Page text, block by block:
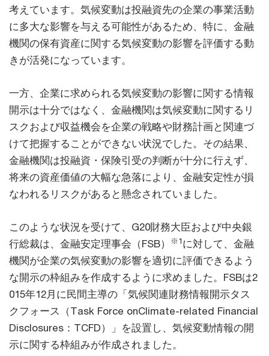
考えています。気候変動は投融資先の企業の事業活動
に多大な影響を与える可能性があるため、特に、金融
機関の保有資産に関する気候変動の影響を評価する動
きが活発になっています。
一方、企業に求められる気候変動の影響に関する情報
開示は十分ではなく、金融機関は気候変動に関するリ
スクおよび収益機会を企業の戦略や財務計画と関連づ
けて把握することができない状況でした。その結果、
金融機関は投融資・保険引受の判断が十分に行えず、
将来の資産価値の大幅な急落により、金融安定性が損
なわれるリスクがあると懸念されていました。
このような状況を受けて、G20財務大臣および中央銀
行総裁は、金融安定理事会（FSB）
※1に対して、金融
機関が企業の気候変動の影響を適切に評価できるよう
な開示の枠組みを作成するように求めました。FSBは2
015年12月に民間主導の「気候関連財務情報開示タス
クフォース（Task Force onClimate-related Financial
Disclosures：TCFD）」を設置し、気候変動情報の開
示に関する枠組みが作成されました。